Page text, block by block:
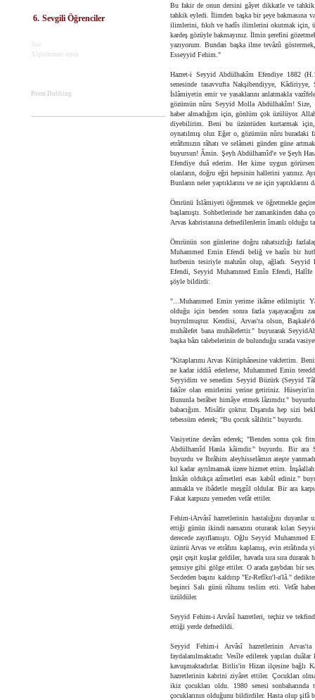
6. Sevgili Öğrenciler
Site
Algoritması open
Poem Dubbing
Bu fakir de onun dersini gâyet dikkatle ve tahkik
tahkik eyledi. İlimden başka bir şeye bakmasına
ilimlerini, fıkıh ve hadîs ilimlerini okutmak için,
kardeş gözüyle bakmayınız. İlmin şerefini
yazıyorum. Bundan başka ilme tevâzû
Esseyyid Fehim."
Hazret-i Seyyid Abdülhakîm Efendiye 1882
senesinde tasavvufta Nakşibendiyye,
İslâmiyetin emir ve yasaklarını anlatmakla
gözümün nûru Seyyid Molla Abdülhakîm! Size,
haber almadığım için, gönlüm çok üzülüyor.
diyebilirim. Beni bu üzüntüden kurtarmak
oynatılmış olur. Eğer o, gözümün nûru buradaki
etrâfımızın râhatı ve selâmeti günden güne
buyursun! Âmin. Şeyh Abdülhamîd'e ve Şeyh
Efendiye duâ ederim. Her kime uygun
olanların, doğru eğri hepsinin hallerini yazınız.
Bunların neler yaptıklarını ve ne için
Ömrünü İslâmiyeti öğrenmek ve öğretmekle
başlamıştı. Sohbetlerinde her zamankinden
Arvas kabristanına defnedilenlerin îmanlı olduğu
Ömrünün son günlerine doğru rahatsızlığı
Muhammed Emin Efendi beliğ ve hazîn bir
hutbenin tesiriyle mahzûn olup, ağladı. Seyyid
Efendi, Seyyid Muhammed Emîn Efendi,
şöyle bildirdi:
"...Muhammed Emin yerime ikâme edilmiştir.
olduğu için benden sonra fazla yaşayacağını
buyrulmuştur. Kendisi, Arvas'ta olsun,
muhâlefet bana muhâlefettir." buyurarak
başka bâzı talebelerinin de bulunduğu sırada
"Kitaplarımı Arvas Kütüphânesine vakfettim.
ne kadar iddiâ ederlerse, Muhammed Emin
Seyyidim ve senedim Seyyid Büzürk (Seyyid
fakîre olan emirlerini yerine getiriniz. Hüseyin'in
Bununla berâber himâye etmek lâzımdır."
babacığım. Misâfir çoktur. Dışarıda hep sizi
tebessüm ederek; "Bu çocuk sâlihtir." buyurdu.
Vasiyetine devâm ederek; "Benden sonra çok
Abdülhamîd Hanla kâimdir." buyurdu. Bir ara
buyurdu ve İbrâhim aleyhisselâmın ateşte
kıl kadar ayrılmamak üzere hizmet ettim.
İmkân oldukça azîmetleri esas kabûl ediniz."
anmakla ve ibâdetle meşgûl oldular. Bir ara
Fakat karpuzu yemeden vefât ettiler.
Fehim-iArvâsî hazretlerinin hastalığını
ettiği günün ikindi namazını oturarak kılan
derecede zayıflamıştı. Oğlu Seyyid Muhammed
üzüntü Arvas ve etrâfını kaplamış, evin
çeşit çeşit kuşlar geldiler, havada sıra sıra
şemsiye gibi gölge ettiler. O arada gaybdan bir
Secdeden başını kaldırıp "Er-Refîku'l-a'lâ."
beşinci Salı günü rûhunu teslim etti. Vefât
üzüldüler.
Seyyid Fehim-i Arvâsî hazretleri, teçhiz ve
ettiği yerde defnedildi.
Seyyid Fehim-i Arvâsî hazretlerinin
faydalanılmaktadır. Vesîle edilerek yapılan
kavuşmaktadırlar. Bitlis'in Hizan ilçesine bağlı
hazretlerinin kabrini ziyâret ettiler. Çocukları
ikiz çocukları oldu. 1980 senesi
çocuklarının olduğunu bildirdiler. Hasta olup şifâ